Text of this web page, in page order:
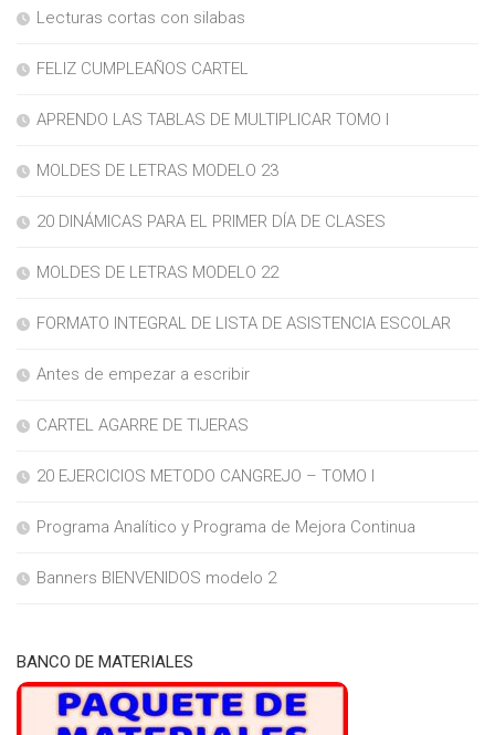
Lecturas cortas con silabas
FELIZ CUMPLEAÑOS CARTEL
APRENDO LAS TABLAS DE MULTIPLICAR TOMO I
MOLDES DE LETRAS MODELO 23
20 DINÁMICAS PARA EL PRIMER DÍA DE CLASES
MOLDES DE LETRAS MODELO 22
FORMATO INTEGRAL DE LISTA DE ASISTENCIA ESCOLAR
Antes de empezar a escribir
CARTEL AGARRE DE TIJERAS
20 EJERCICIOS METODO CANGREJO – TOMO I
Programa Analítico y Programa de Mejora Continua
Banners BIENVENIDOS modelo 2
BANCO DE MATERIALES